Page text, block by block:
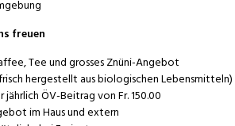
freuen
Tee und grosses Znüni-Angebot
hergestellt aus biologischen Lebensmitteln)
ÖV-Beitrag von Fr. 150.00
im Haus und extern